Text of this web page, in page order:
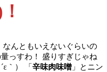
なんともいえないぐらいの
っすわ！ 盛りすぎじゃね
｀） 「 辛味肉味噌 」とニン